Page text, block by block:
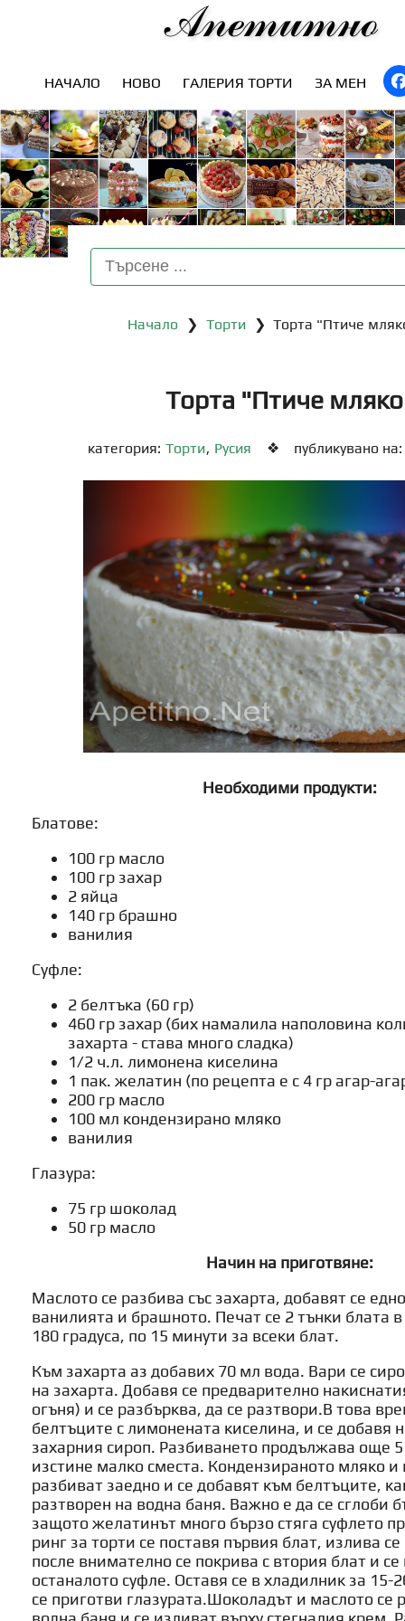
Апетитно
НАЧАЛО НОВО ГАЛЕРИЯ ТОРТИ ЗА МЕН
Начало ❯ Торти ❯ Торта "Птиче
Торта "Птиче
категория: Торти, Русия ❖ публикувано
Необходими продукти:
Блатове:
100 гр масло
100 гр захар
2 яйца
140 гр брашно
ванилия
Суфле:
2 белтъка (60 гр)
460 гр захар (бих намалила наполовина
захарта - става много сладка)
1/2 ч.л. лимонена киселина
1 пак. желатин (по рецепта е с 4 гр агар-
200 гр масло
100 мл кондензирано мляко
ванилия
Глазура:
75 гр шоколад
50 гр масло
Начин на приготвяне:
Маслото се разбива със захарта, добавят се
ванилията и брашното. Печат се 2 тънки блата
180 градуса, по 15 минути за всеки блат.
Към захарта аз добавих 70 мл вода. Вари се
на захарта. Добавя се предварително
огъня) и се разбърква, да се разтвори.В това
белтъците с лимонената киселина, и се добавя
захарния сироп. Разбиването продължава още
изстине малко сместа. Кондензираното мляко и
разбиват заедно и се добавят към белтъците,
разтворен на водна баня. Важно е да се сглоби
защото желатинът много бързо стяга суфлето
ринг за торти се поставя първия блат, излива
после внимателно се покрива с втория блат и
останалото суфле. Оставя се в хладилник за 15-
се приготви глазурата.Шоколадът и маслото се